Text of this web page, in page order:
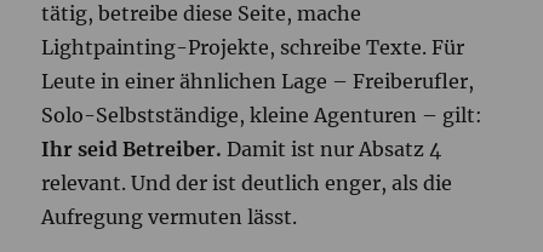
tätig, betreibe diese Seite, mache
Lightpainting-Projekte, schreibe Texte. Für
Leute in einer ähnlichen Lage – Freiberufler,
Solo-Selbstständige, kleine Agenturen – gilt:
Ihr seid Betreiber. Damit ist nur Absatz 4
relevant. Und der ist deutlich enger, als die
Aufregung vermuten lässt.